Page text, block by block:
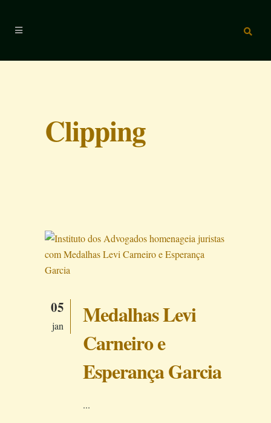
Clipping
05
jan
Medalhas Levi
Carneiro e
Esperança Garcia
...